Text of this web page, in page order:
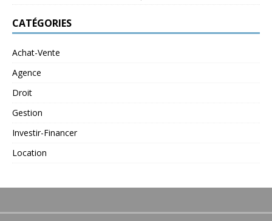
CATÉGORIES
Achat-Vente
Agence
Droit
Gestion
Investir-Financer
Location